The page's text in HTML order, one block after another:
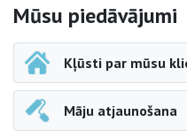
Sāna navigācija
Mūsu piedāvājumi
Kļūsti par mūsu
Māju atjaunošana